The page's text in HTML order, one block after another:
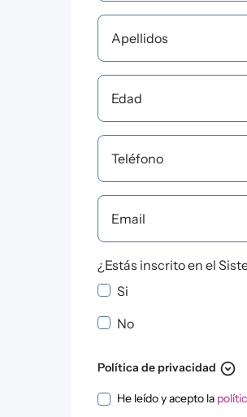
Apellidos
Edad
Teléfono
Email
¿Estás inscrito en el
Si
No
Política de privacidad expand_circle_down
Política de privacidad
He leído y acepto la